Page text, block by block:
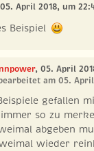
April 2018, um
Beispiel
, 05. April
am 05. April
gefallen
so zu
abgeben
wieder